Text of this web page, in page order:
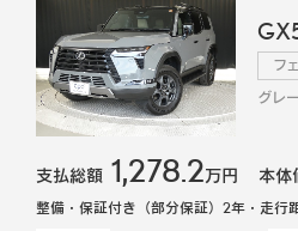
フ
グレ
支払総額 1,278.2万円 本体
整備・保証付き（部分保証）2年・走行